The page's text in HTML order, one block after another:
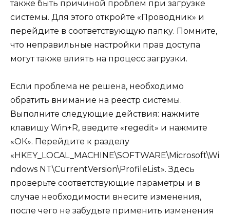
также быть причиной проблем при загрузке
системы. Для этого откройте «Проводник» и
перейдите в соответствующую папку. Помните,
что неправильные настройки прав доступа
могут также влиять на процесс загрузки.
Если проблема не решена, необходимо
обратить внимание на реестр системы.
Выполните следующие действия: нажмите
клавишу Win+R, введите «regedit» и нажмите
«ОК». Перейдите к разделу
«HKEY_LOCAL_MACHINE\SOFTWARE\Microsoft\Wi
ndows NT\CurrentVersion\ProfileList». Здесь
проверьте соответствующие параметры и в
случае необходимости внесите изменения,
после чего не забудьте применить изменения